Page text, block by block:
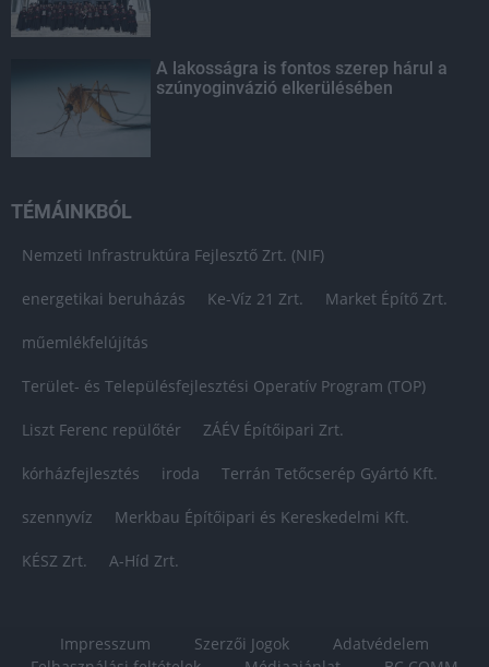
A lakosságra is fontos szerep hárul a
szúnyoginvázió elkerülésében
TÉMÁINKBÓL
Nemzeti Infrastruktúra Fejlesztő Zrt. (NIF)
energetikai beruházás Ke-Víz 21 Zrt. Market Építő Zrt.
műemlékfelújítás
Terület- és Településfejlesztési Operatív Program (TOP)
Liszt Ferenc repülőtér ZÁÉV Építőipari Zrt.
kórházfejlesztés iroda Terrán Tetőcserép Gyártó Kft.
szennyvíz Merkbau Építőipari és Kereskedelmi Kft.
KÉSZ Zrt. A-Híd Zrt.
Impresszum Szerzői Jogok
Adatvédelem